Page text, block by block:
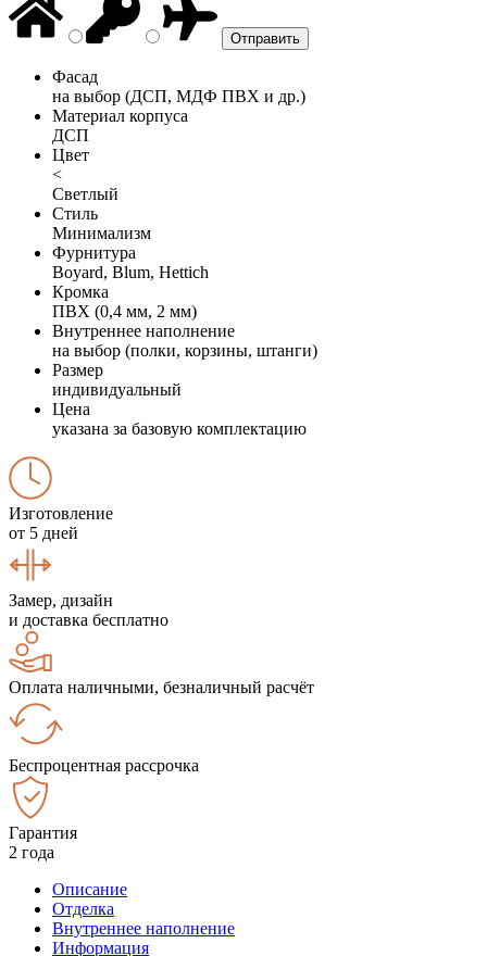
Фасад
на выбор (ДСП, МДФ ПВХ и др.)
Материал корпуса
ДСП
Цвет
<
Светлый
Стиль
Минимализм
Фурнитура
Boyard, Blum, Hettich
Кромка
ПВХ (0,4 мм, 2 мм)
Внутреннее наполнение
на выбор (полки, корзины, штанги)
Размер
индивидуальный
Цена
указана за базовую комплектацию
Изготовление
от 5 дней
Замер, дизайн
и доставка бесплатно
Оплата наличными, безналичный расчёт
Беспроцентная рассрочка
Гарантия
2 года
Описание
Отделка
Внутреннее наполнение
Информация